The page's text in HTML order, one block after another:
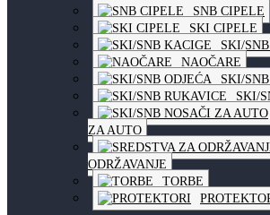
SNB CIPELE
SKI CIPELE
SKI/
NAOČARE
SKI/
SKI/
ZA AUTO
ODRŽAVANJE
TORBE